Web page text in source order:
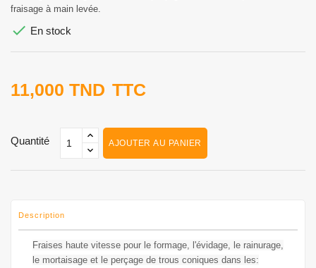
fraisage à main levée.
 En stock
11,000 TND TTC
Quantité AJOUTER AU PANIER
Description
Fraises haute vitesse pour le formage, l'évidage, le rainurage,
le mortaisage et le perçage de trous coniques dans les: